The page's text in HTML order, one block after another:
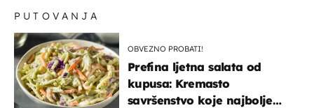
PUTOVANJA
OBVEZNO PROBATI!
Prefina ljetna salata od
kupusa: Kremasto
savršenstvo koje najbolje